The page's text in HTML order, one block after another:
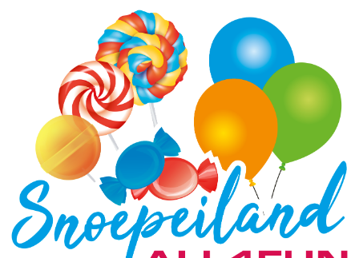
Cookievoorkeuren zijn beschikbaar. Kies instellingen of sta alle